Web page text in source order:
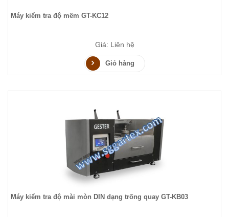
Máy kiểm tra độ mềm GT-KC12
Giá: Liên hệ
Giỏ hàng
Máy kiểm tra độ mài mòn DIN dạng trống quay GT-KB03